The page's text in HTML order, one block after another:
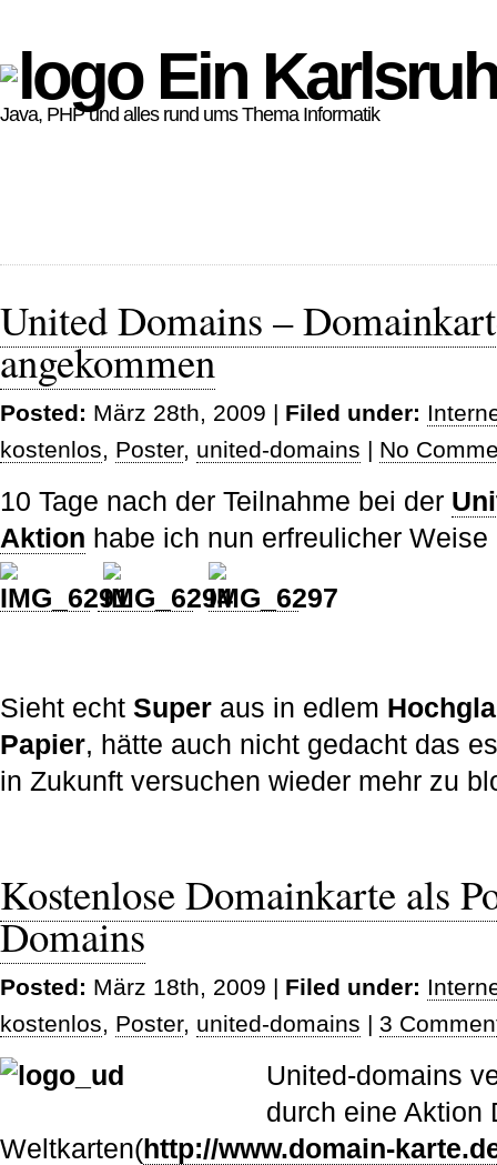
Ein
Java, PHP und alles rund ums Thema Informatik
United Domains –
angekommen
Posted: März 28th, 2009 | Filed under:
kostenlos, Poster, united-domains | No
10 Tage nach der Teilnahme bei der
Aktion habe ich nun erfreulicher
Sieht echt Super aus in edlem
Papier, hätte auch nicht gedacht das
in Zukunft versuchen wieder mehr zu
Kostenlose Domainkarte als
Domains
Posted: März 18th, 2009 | Filed under:
kostenlos, Poster, united-domains | 3
United-domains
durch eine Aktion
Weltkarten(http://www.domain-